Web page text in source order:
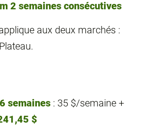
2 semaines consécutives
aux deux marchés :
semaines : 35 $/semaine +
$